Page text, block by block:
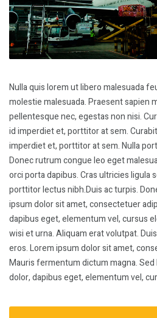
Nulla quis lorem ut libero malesuada
molestie malesuada. Praesent sapien
pellentesque nec, egestas non nisi.
id imperdiet et, porttitor at sem.
imperdiet et, porttitor at sem. Nulla
Donec rutrum congue leo eget
orci porta dapibus. Cras ultricies ligula
porttitor lectus nibh.Duis ac turpis.
ipsum dolor sit amet, consectetuer
dapibus eget, elementum vel, cursus
wisi et urna. Aliquam erat volutpat.
eros. Lorem ipsum dolor sit amet,
Mauris fermentum dictum magna.
dolor, dapibus eget, elementum vel,